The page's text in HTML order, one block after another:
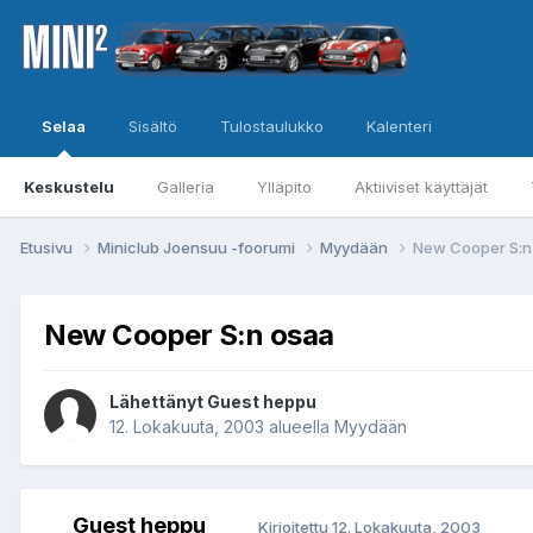
Selaa
Keskustelu Galleria Ylläpito Aktiiviset käyttäjät
Sisältö Tulostaulukko Kalenteri
Etusivu Miniclub Joensuu -foorumi Myydään New Cooper
New Cooper S:n osaa
Lähettänyt Guest heppu
12. Lokakuuta, 2003 alueella Myydään
Guest heppu Kirjoitettu 12. Lokakuuta, 2003